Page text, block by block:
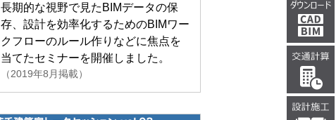
長期的な視野で見たBIMデータの保
存、設計を効率化するためのBIMワー
クフローのルール作りなどに焦点を
当てたセミナーを開催しました。
（2019年8月掲載）